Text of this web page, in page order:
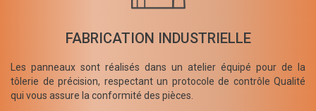
FABRICATION INDUSTRIELLE
Les panneaux sont réalisés dans un atelier équipé pour de la
tôlerie de précision, respectant un protocole de contrôle Qualité
qui vous assure la conformité des pièces.